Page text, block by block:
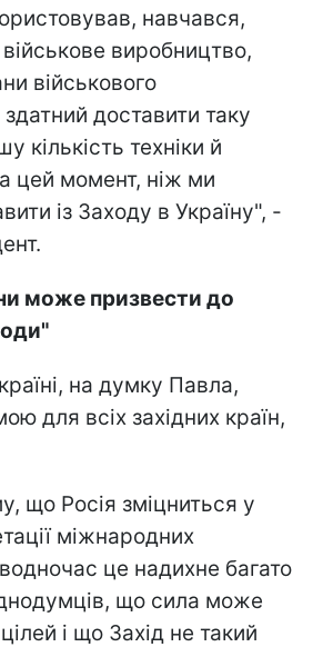
навчався,
виробництво,
військового
доставити таку
кількість техніки й
цей момент, ніж ми
із Заходу в Україну", -
може призвести до
на думку Павла,
для всіх західних країн,
що Росія зміцниться у
міжнародних
це надихне багато
що сила може
і що Захід не такий